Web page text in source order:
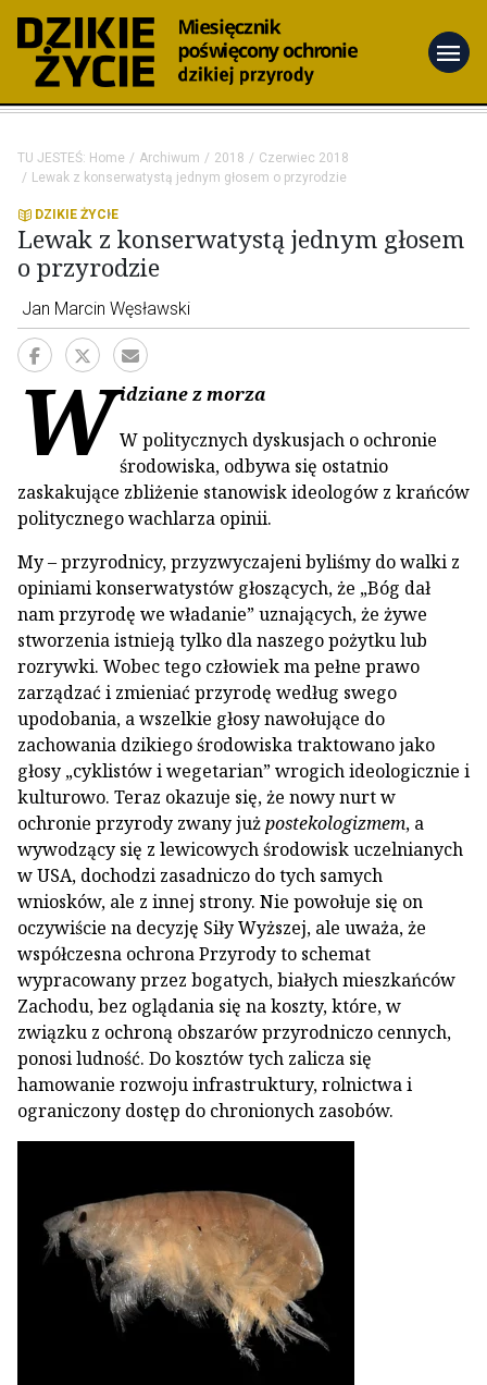
menu
TU JESTEŚ: Home Archiwum 2018
Czerwiec 2018
Lewak z konserwatystą jednym głosem o przyrodzie
DZIKIE ŻYCIE
Lewak z konserwatystą jednym głosem
o przyrodzie
Jan Marcin Węsławski
Widziane z morza
W politycznych dyskusjach o ochronie
środowiska, odbywa się ostatnio
zaskakujące zbliżenie stanowisk ideologów z krańców
politycznego wachlarza opinii.
My – przyrodnicy, przyzwyczajeni byliśmy do walki z
opiniami konserwatystów głoszących, że „Bóg dał
nam przyrodę we władanie” uznających, że żywe
stworzenia istnieją tylko dla naszego pożytku lub
rozrywki. Wobec tego człowiek ma pełne prawo
zarządzać i zmieniać przyrodę według swego
upodobania, a wszelkie głosy nawołujące do
zachowania dzikiego środowiska traktowano jako
głosy „cyklistów i wegetarian” wrogich ideologicznie i
kulturowo. Teraz okazuje się, że nowy nurt w
ochronie przyrody zwany jużpostekologizmem, a
wywodzący się z lewicowych środowisk uczelnianych
w USA, dochodzi zasadniczo do tych samych
wniosków, ale z innej strony. Nie powołuje się on
oczywiście na decyzję Siły Wyższej, ale uważa, że
współczesna ochrona Przyrody to schemat
wypracowany przez bogatych, białych mieszkańców
Zachodu, bez oglądania się na koszty, które, w
związku z ochroną obszarów przyrodniczo cennych,
ponosi ludność. Do kosztów tych zalicza się
hamowanie rozwoju infrastruktury, rolnictwa i
ograniczony dostęp do chronionych zasobów.